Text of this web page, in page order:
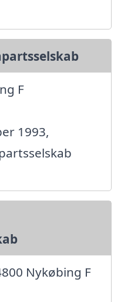
F
1993,
Nykøbing F